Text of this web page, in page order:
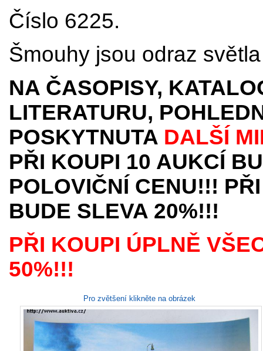
Číslo 6225.
Šmouhy jsou odraz
NA ČASOPISY,
LITERATURU,
POSKYTNUTA DALŠÍ
PŘI KOUPI 10 AUKCÍ
POLOVIČNÍ CENU!!!
BUDE SLEVA 20%!!!
PŘI KOUPI ÚPLNĚ
50%!!!
Pro zvětšení klikněte na obrázek